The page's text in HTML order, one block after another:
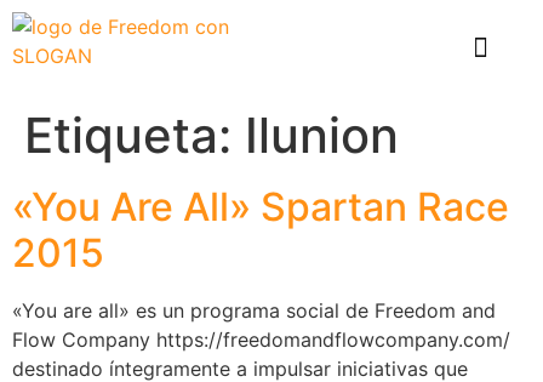
Etiqueta: Ilunion
«You Are All» Spartan Race
2015
«You are all» es un programa social de Freedom and
Flow Company https://freedomandflowcompany.com/
destinado íntegramente a impulsar iniciativas que